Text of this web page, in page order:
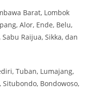
Barat, Lombok
Alor, Ende, Belu,
Raijua, Sikka, dan
Tuban, Lumajang,
Situbondo, Bondowoso,